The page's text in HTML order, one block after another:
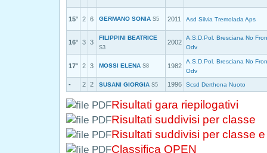
15° 2 6 GERMANO SONIA S5 2011 Asd Silvia Tremolada Aps
16° 3 3
FILIPPINI BEATRICE
S3
2002
A.S.D.Pol. Bresciana No
Odv
17° 2 3 MOSSI ELENA S8 1982
A.S.D.Pol. Bresciana No
Odv
- 2 2 SUSANI GIORGIA S5 1996 Scsd Derthona Nuoto
Risultati gara riepilogativi
Risultati suddivisi per classe
Risultati suddivisi per classe
Classifica OPEN